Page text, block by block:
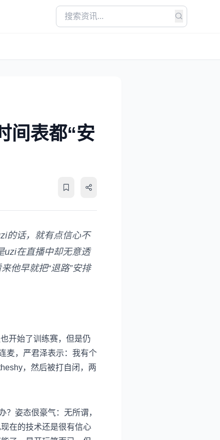
间表都“安
的话，就有点信心不
uzi在直播中却无意透
他早就把“退路”安排
开始了训练赛，但是仍
麦，严君泽表示：我有个
，然后被打自闭，两
姿态佷豪气：无所谓，
在的技术还是很有信心